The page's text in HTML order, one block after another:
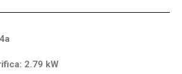
2.79 kW